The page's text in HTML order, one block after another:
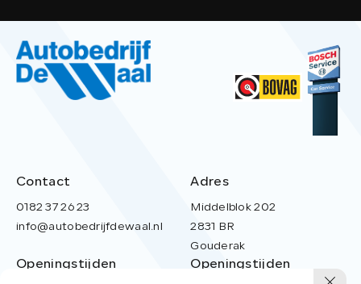
Contact
0182 37 26 23
info@autobedrijfdewaal.nl
Adres
Middelblok 202
2831 BR
Gouderak
Openingstijden
Openingstijden